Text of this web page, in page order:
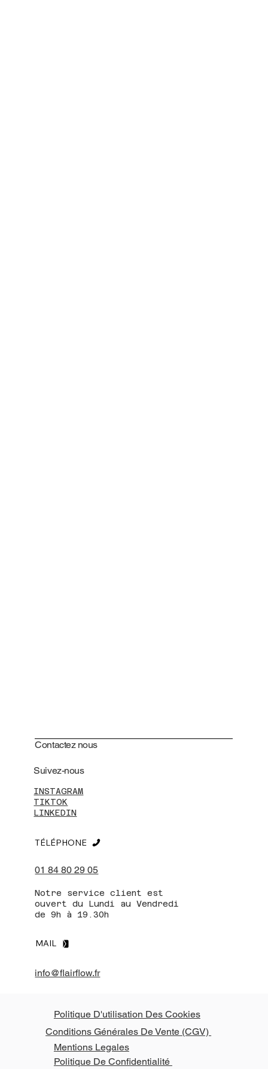
Contactez nous
INSTAGRAM
TIKTOK
LINKEDIN
Suivez-nous
01 84 80 29 05
TÉLÉPHONE
Notre service client est
ouvert du Lundi au Vendredi
de 9h à 19.30h
MAIL
info@flairflow.fr
Politique D'utilisation Des Cookies
Conditions Générales De Vente (CGV)
Mentions Legales
Politique De Confidentialité